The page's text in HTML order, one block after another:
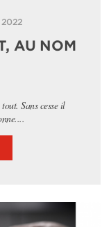
2022
AU NOM
Sans cesse il